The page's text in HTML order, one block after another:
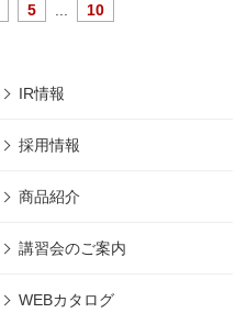
5 10
IR情報
採用情報
商品紹介
講習会のご案内
WEBカタログ